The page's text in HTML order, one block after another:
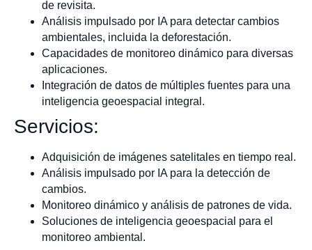
de revisita.
Análisis impulsado por IA para detectar cambios
ambientales, incluida la deforestación.
Capacidades de monitoreo dinámico para diversas
aplicaciones.
Integración de datos de múltiples fuentes para una
inteligencia geoespacial integral.
Servicios:
Adquisición de imágenes satelitales en tiempo real.
Análisis impulsado por IA para la detección de
cambios.
Monitoreo dinámico y análisis de patrones de vida.
Soluciones de inteligencia geoespacial para el
monitoreo ambiental.